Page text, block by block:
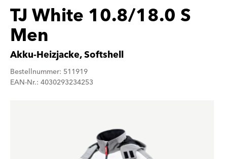
TJ White 10.8/18.0 S
Men
Akku-Heizjacke, Softshell
Bestellnummer: 511919
EAN-Nr.: 4030293234253